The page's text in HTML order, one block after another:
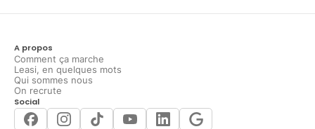
A propos
Comment ça marche
Leasi, en quelques mots
Qui sommes nous
On recrute
Social